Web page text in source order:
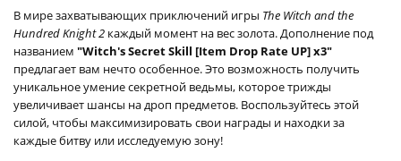
В мире захватывающих приключений игры The Witch and the
Hundred Knight 2 каждый момент на вес золота. Дополнение под
названием "Witch's Secret Skill [Item Drop Rate UP] x3"
предлагает вам нечто особенное. Это возможность получить
уникальное умение секретной ведьмы, которое трижды
увеличивает шансы на дроп предметов. Воспользуйтесь этой
силой, чтобы максимизировать свои награды и находки за
каждые битву или исследуемую зону!